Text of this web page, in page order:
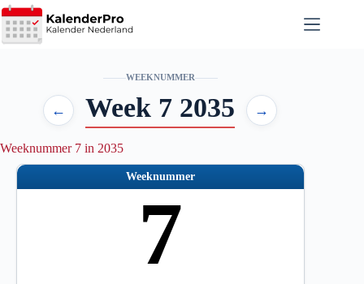
Ga
naar
de
WEEKNUMMER
← Week 7 2035 →
Weeknummer 7 in 2035
Weeknummer
7